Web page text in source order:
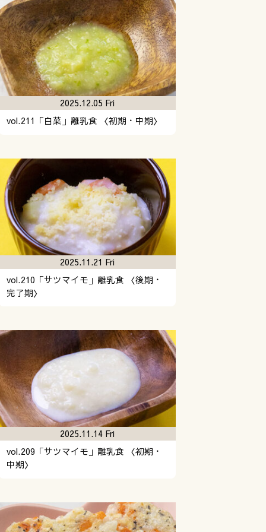
vol.211「白菜」離乳食 〈初期・中期〉
2025.12.05 Fri
vol.210「サツマイモ」離乳食 〈後期・
完了期〉
2025.11.21 Fri
vol.209「サツマイモ」離乳食 〈初期・
中期〉
2025.11.14 Fri